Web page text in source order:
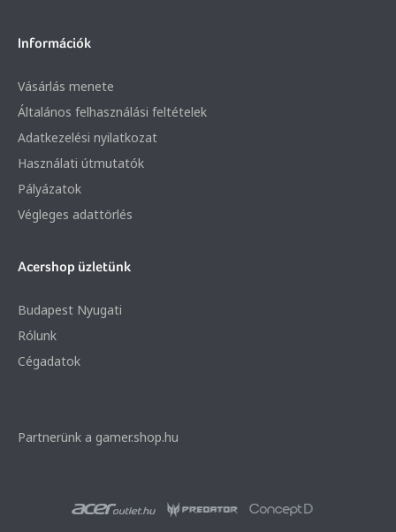
Információk
Vásárlás menete
Általános felhasználási feltételek
Adatkezelési nyilatkozat
Használati útmutatók
Pályázatok
Végleges adattörlés
Acershop üzletünk
Budapest Nyugati
Rólunk
Cégadatok
Partnerünk a gamer.shop.hu